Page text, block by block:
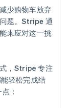
少购物车放弃
题。Stripe 通
来应对这一挑
，Stripe 专注
轻松完成结
：